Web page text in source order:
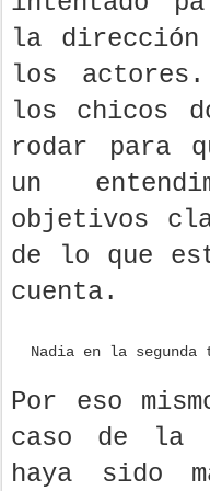
la
los
los chicos
rodar para
un
objetivos
de lo que
cuenta.
Nadia en la
Por eso
caso de la
haya sido